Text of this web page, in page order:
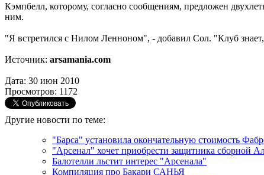
Кэмпбелл, которому, согласно сообщениям, предложен
ним.
"Я встретился с Нилом Ленноном", - добавил Сол. "Клуб
Источник: arsamania.com
Дата: 30 июн 2010
Просмотров: 1172
Другие новости по теме:
"Барса" установила окончательную стоимость
"Арсенал" хочет приобрести защитника сборной
Балотелли льстит интерес "Арсенала"
Компиляция про Бакари САНЬЯ